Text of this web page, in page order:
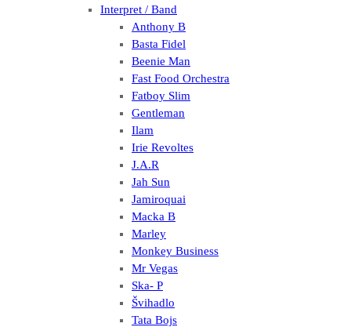
Interpret / Band
Anthony B
Basta Fidel
Beenie Man
Fast Food Orchestra
Fatboy Slim
Gentleman
Ilam
Irie Revoltes
J.A.R
Jah Sun
Jamiroquai
Macka B
Marley
Monkey Business
Mr Vegas
Ska- P
Švihadlo
Tata Bojs